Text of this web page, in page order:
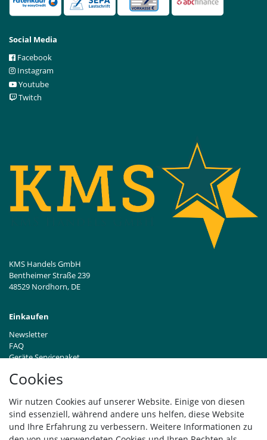
Cookies
Wir nutzen Cookies auf unserer Website. Einige von diesen
sind essenziell, während andere uns helfen, diese Website
und Ihre Erfahrung zu verbessern. Weitere Informationen zu
Social Media
Facebook
Instagram
Youtube
Twitch
KMS Handels GmbH
Bentheimer Straße 239
48529 Nordhorn, DE
Einkaufen
Newsletter
FAQ
Geräte Servicepaket
Händleranfragen B2B
Widerrufsrecht
Vertrag widerrufen